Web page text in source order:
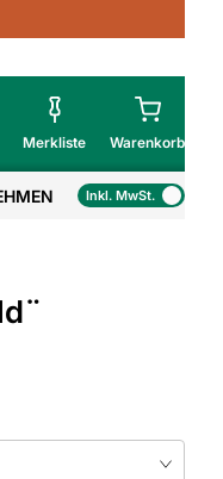
Merkliste Warenkorb
Inkl. MwSt.